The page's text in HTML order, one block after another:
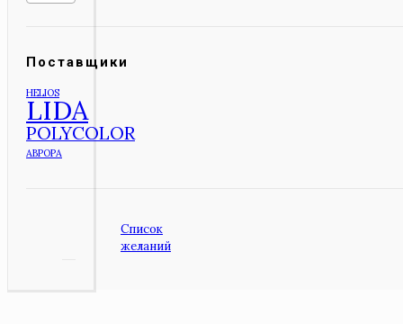
Поставщики
HELIOS
LIDA
POLYCOLOR
АВРОРА
Список
желаний